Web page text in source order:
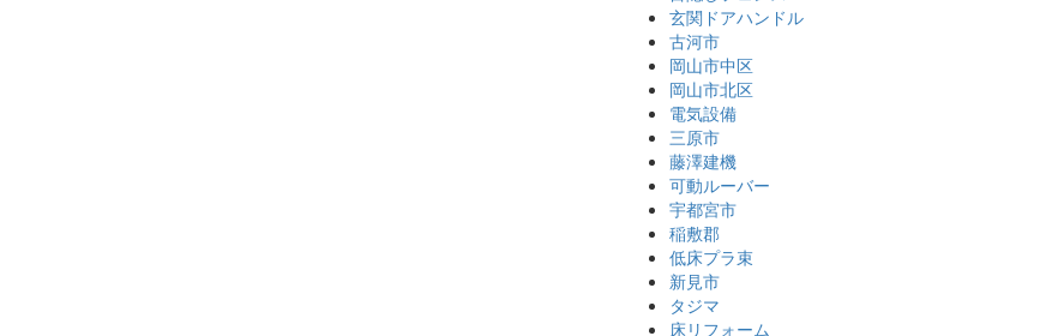
玄関ドアハンドル
古河市
岡山市中区
岡山市北区
電気設備
三原市
藤澤建機
可動ルーバー
宇都宮市
稲敷郡
低床プラ束
新見市
タジマ
床リフォーム